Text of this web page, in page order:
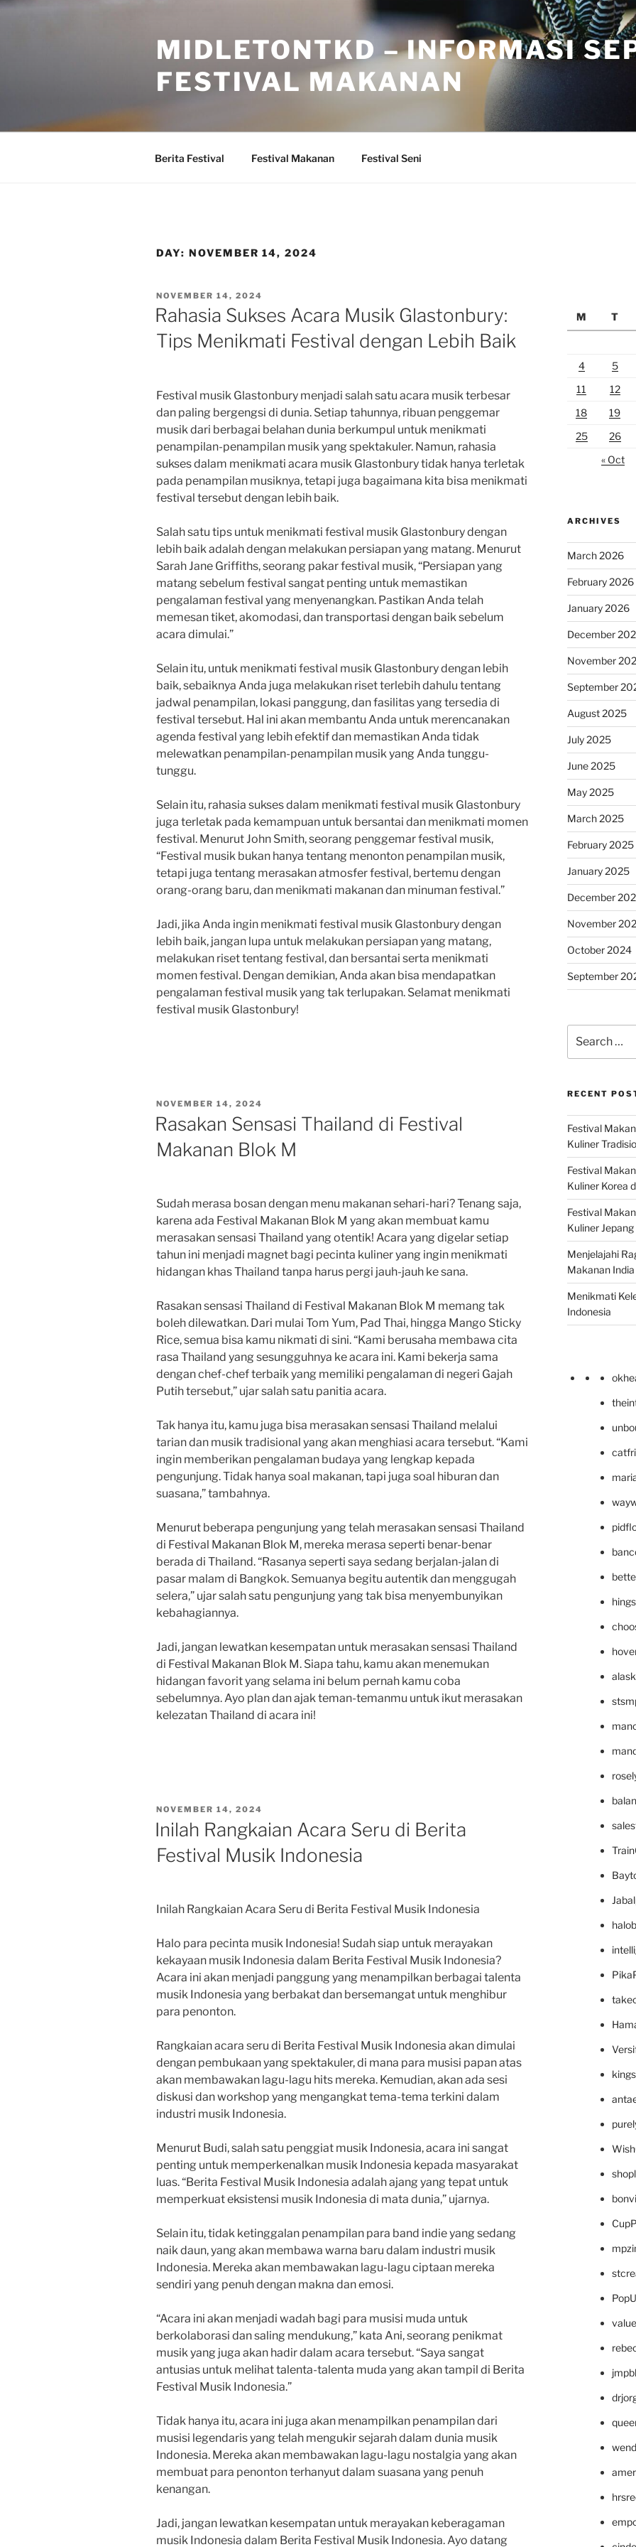
Skip
MIDLETONTKD – INFORMASI
FESTIVAL MAKANAN
Berita Festival Festival Makanan Festival Seni
DAY: NOVEMBER 14, 2024
POSTED
ON
NOVEMBER 14, 2024
Rahasia Sukses Acara Musik Glastonbury:
Tips Menikmati Festival dengan Lebih Baik
Festival musik Glastonbury menjadi salah satu acara musik terbesar
dan paling bergengsi di dunia. Setiap tahunnya, ribuan penggemar
musik dari berbagai belahan dunia berkumpul untuk menikmati
penampilan-penampilan musik yang spektakuler. Namun, rahasia
sukses dalam menikmati acara musik Glastonbury tidak hanya terletak
pada penampilan musiknya, tetapi juga bagaimana kita bisa menikmati
festival tersebut dengan lebih baik.
Salah satu tips untuk menikmati festival musik Glastonbury dengan
lebih baik adalah dengan melakukan persiapan yang matang. Menurut
Sarah Jane Griffiths, seorang pakar festival musik, “Persiapan yang
matang sebelum festival sangat penting untuk memastikan
pengalaman festival yang menyenangkan. Pastikan Anda telah
memesan tiket, akomodasi, dan transportasi dengan baik sebelum
acara dimulai.”
Selain itu, untuk menikmati festival musik Glastonbury dengan lebih
baik, sebaiknya Anda juga melakukan riset terlebih dahulu tentang
jadwal penampilan, lokasi panggung, dan fasilitas yang tersedia di
festival tersebut. Hal ini akan membantu Anda untuk merencanakan
agenda festival yang lebih efektif dan memastikan Anda tidak
melewatkan penampilan-penampilan musik yang Anda tunggu-
tunggu.
Selain itu, rahasia sukses dalam menikmati festival musik Glastonbury
juga terletak pada kemampuan untuk bersantai dan menikmati momen
festival. Menurut John Smith, seorang penggemar festival musik,
“Festival musik bukan hanya tentang menonton penampilan musik,
tetapi juga tentang merasakan atmosfer festival, bertemu dengan
orang-orang baru, dan menikmati makanan dan minuman festival.”
Jadi, jika Anda ingin menikmati festival musik Glastonbury dengan
lebih baik, jangan lupa untuk melakukan persiapan yang matang,
melakukan riset tentang festival, dan bersantai serta menikmati
momen festival. Dengan demikian, Anda akan bisa mendapatkan
pengalaman festival musik yang tak terlupakan. Selamat menikmati
festival musik Glastonbury!
POSTED
NOVEMBER 14, 2024
Rasakan Sensasi Thailand di Festival
Makanan Blok M
Sudah merasa bosan dengan menu makanan sehari-hari? Tenang saja,
karena ada Festival Makanan Blok M yang akan membuat kamu
merasakan sensasi Thailand yang otentik! Acara yang digelar setiap
tahun ini menjadi magnet bagi pecinta kuliner yang ingin menikmati
hidangan khas Thailand tanpa harus pergi jauh-jauh ke sana.
Rasakan sensasi Thailand di Festival Makanan Blok M memang tak
boleh dilewatkan. Dari mulai Tom Yum, Pad Thai, hingga Mango Sticky
Rice, semua bisa kamu nikmati di sini. “Kami berusaha membawa cita
rasa Thailand yang sesungguhnya ke acara ini. Kami bekerja sama
dengan chef-chef terbaik yang memiliki pengalaman di negeri Gajah
Putih tersebut,” ujar salah satu panitia acara.
Tak hanya itu, kamu juga bisa merasakan sensasi Thailand melalui
tarian dan musik tradisional yang akan menghiasi acara tersebut. “Kami
ingin memberikan pengalaman budaya yang lengkap kepada
pengunjung. Tidak hanya soal makanan, tapi juga soal hiburan dan
suasana,” tambahnya.
Menurut beberapa pengunjung yang telah merasakan sensasi Thailand
di Festival Makanan Blok M, mereka merasa seperti benar-benar
berada di Thailand. “Rasanya seperti saya sedang berjalan-jalan di
pasar malam di Bangkok. Semuanya begitu autentik dan menggugah
selera,” ujar salah satu pengunjung yang tak bisa menyembunyikan
kebahagiannya.
Jadi, jangan lewatkan kesempatan untuk merasakan sensasi Thailand
di Festival Makanan Blok M. Siapa tahu, kamu akan menemukan
hidangan favorit yang selama ini belum pernah kamu coba
sebelumnya. Ayo plan dan ajak teman-temanmu untuk ikut merasakan
kelezatan Thailand di acara ini!
POSTED
ON
NOVEMBER 14, 2024
Inilah Rangkaian Acara Seru di Berita
Festival Musik Indonesia
Inilah Rangkaian Acara Seru di Berita Festival Musik Indonesia
Halo para pecinta musik Indonesia! Sudah siap untuk merayakan
kekayaan musik Indonesia dalam Berita Festival Musik Indonesia?
Acara ini akan menjadi panggung yang menampilkan berbagai talenta
musik Indonesia yang berbakat dan bersemangat untuk menghibur
para penonton.
Rangkaian acara seru di Berita Festival Musik Indonesia akan dimulai
dengan pembukaan yang spektakuler, di mana para musisi papan atas
akan membawakan lagu-lagu hits mereka. Kemudian, akan ada sesi
diskusi dan workshop yang mengangkat tema-tema terkini dalam
industri musik Indonesia.
Menurut Budi, salah satu penggiat musik Indonesia, acara ini sangat
penting untuk memperkenalkan musik Indonesia kepada masyarakat
luas. “Berita Festival Musik Indonesia adalah ajang yang tepat untuk
memperkuat eksistensi musik Indonesia di mata dunia,” ujarnya.
Selain itu, tidak ketinggalan penampilan para band indie yang sedang
naik daun, yang akan membawa warna baru dalam industri musik
Indonesia. Mereka akan membawakan lagu-lagu ciptaan mereka
sendiri yang penuh dengan makna dan emosi.
“Acara ini akan menjadi wadah bagi para musisi muda untuk
berkolaborasi dan saling mendukung,” kata Ani, seorang penikmat
musik yang juga akan hadir dalam acara tersebut. “Saya sangat
antusias untuk melihat talenta-talenta muda yang akan tampil di Berita
Festival Musik Indonesia.”
Tidak hanya itu, acara ini juga akan menampilkan penampilan dari
musisi legendaris yang telah mengukir sejarah dalam dunia musik
Indonesia. Mereka akan membawakan lagu-lagu nostalgia yang akan
membuat para penonton terhanyut dalam suasana yang penuh
kenangan.
Jadi, jangan lewatkan kesempatan untuk merayakan keberagaman
musik Indonesia dalam Berita Festival Musik Indonesia. Ayo datang
M
T
4
5
11
12
18
19
25
26
« Oct
ARCHIVES
March 2026
February 2026
January 2026
December
November
September
August 2025
July 2025
June 2025
May 2025
March 2025
February 2025
January 2025
December
November
October 2024
September
for:
RECENT
Festival
Kuliner
Festival
Kuliner Korea
Festival
Kuliner
Menjelajahi
Makanan
Menikmati
Indonesia